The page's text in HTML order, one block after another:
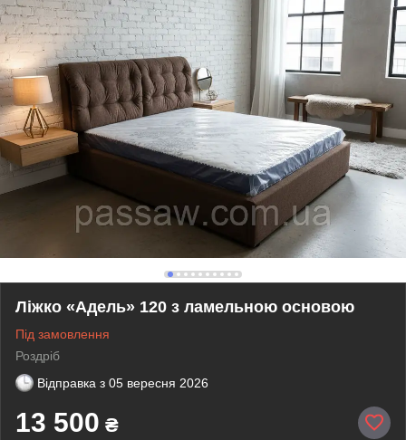
Ліжко «Адель» 120 з ламельною основою
Під замовлення
Роздріб
Відправка з 05 вересня 2026
13 500 ₴